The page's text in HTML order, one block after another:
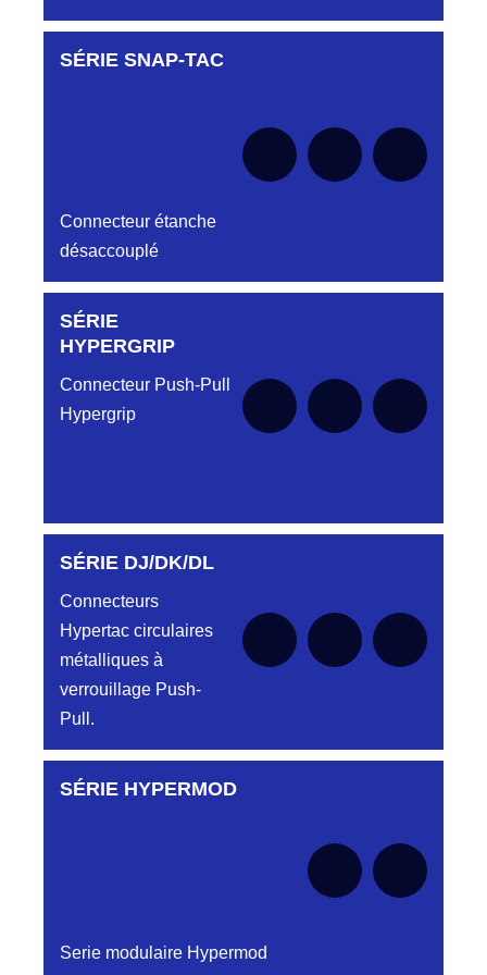
Aucune pièce disponible pour cette série pour
SÉRIE SNAP-TAC
Connecteur étanche
désaccouplé
Aucune pièce disponible pour cette série pour
SÉRIE
HYPERGRIP
Connecteur Push-Pull
Hypergrip
Aucune pièce disponible pour cette série pour
SÉRIE DJ/DK/DL
Connecteurs
Hypertac circulaires
métalliques à
verrouillage Push-
Pull.
Aucune pièce disponible pour cette série pour
SÉRIE HYPERMOD
Serie modulaire Hypermod